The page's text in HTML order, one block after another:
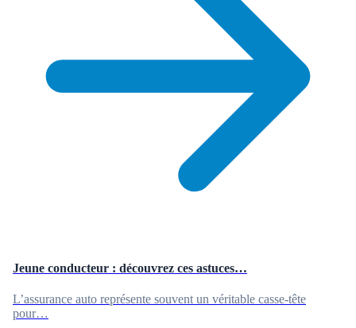
Jeune conducteur : découvrez ces astuces…
L’assurance auto représente souvent un véritable casse-tête
pour…